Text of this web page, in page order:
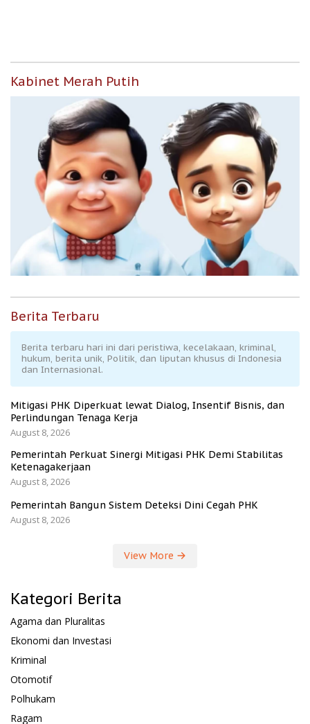
Kabinet Merah Putih
Berita Terbaru
Berita terbaru hari ini dari peristiwa, kecelakaan, kriminal,
hukum, berita unik, Politik, dan liputan khusus di Indonesia
dan Internasional.
Mitigasi PHK Diperkuat lewat Dialog, Insentif Bisnis, dan
Perlindungan Tenaga Kerja
August 8, 2026
Pemerintah Perkuat Sinergi Mitigasi PHK Demi Stabilitas
Ketenagakerjaan
August 8, 2026
Pemerintah Bangun Sistem Deteksi Dini Cegah PHK
August 8, 2026
View More
Kategori Berita
Agama dan Pluralitas
Ekonomi dan Investasi
Kriminal
Otomotif
Polhukam
Ragam